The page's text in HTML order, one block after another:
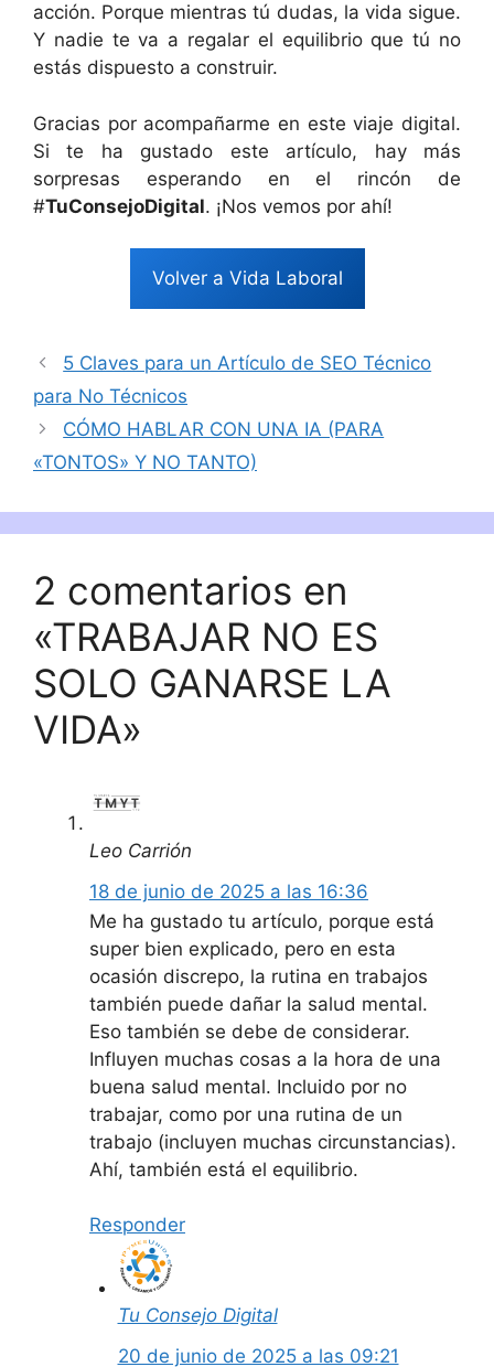
acción. Porque mientras tú dudas, la vida sigue.
Y nadie te va a regalar el equilibrio que tú no
estás dispuesto a construir.
Gracias por acompañarme en este viaje digital.
Si te ha gustado este artículo, hay más
sorpresas esperando en el rincón de
#TuConsejoDigital. ¡Nos vemos por ahí!
Volver a Vida Laboral
5 Claves para un Artículo de SEO Técnico
para No Técnicos
CÓMO HABLAR CON UNA IA (PARA
«TONTOS» Y NO TANTO)
2 comentarios en
«TRABAJAR NO ES
SOLO GANARSE LA
VIDA»
Leo Carrión
18 de junio de 2025 a las 16:36
Me ha gustado tu artículo, porque está
super bien explicado, pero en esta
ocasión discrepo, la rutina en trabajos
también puede dañar la salud mental.
Eso también se debe de considerar.
Influyen muchas cosas a la hora de una
buena salud mental. Incluido por no
trabajar, como por una rutina de un
trabajo (incluyen muchas circunstancias).
Ahí, también está el equilibrio.
Responder
Tu Consejo Digital
20 de junio de 2025 a las 09:21